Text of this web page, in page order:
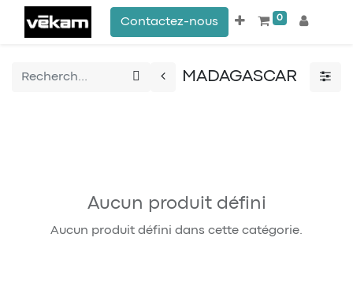
0
Contactez-nous
MADAGASCAR
Aucun produit défini
Aucun produit défini dans cette catégorie.